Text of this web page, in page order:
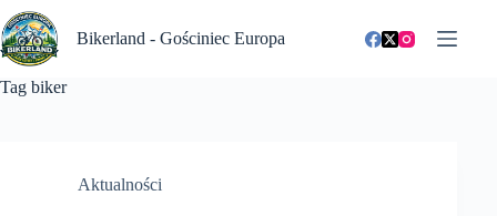
Przejdź
do
treści
Bikerland - Gościniec Europa
Tag biker
Aktualności